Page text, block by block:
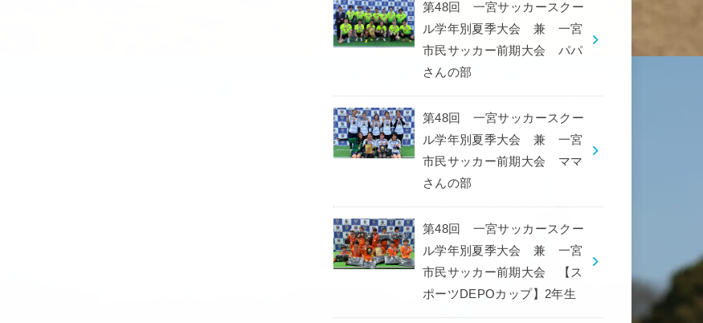
第48回 一宮サッカースクー
ル学年別夏季大会 兼 一宮
市民サッカー前期大会 パパ
さんの部
第48回 一宮サッカースクー
ル学年別夏季大会 兼 一宮
市民サッカー前期大会 ママ
さんの部
第48回 一宮サッカースクー
ル学年別夏季大会 兼 一宮
市民サッカー前期大会 【ス
ポーツDEPOカップ】2年生